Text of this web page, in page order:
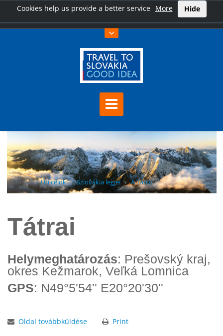
Cookies help us provide a better service More Hide
Főoldal Úti célok Szlovákia legjei A Tátra
Tátrai
Helymeghatározás: Prešovský kraj,
okres Kežmarok, Veľká Lomnica
GPS: N49°5'54'' E20°20'30''
Oldal továbbküldése Print